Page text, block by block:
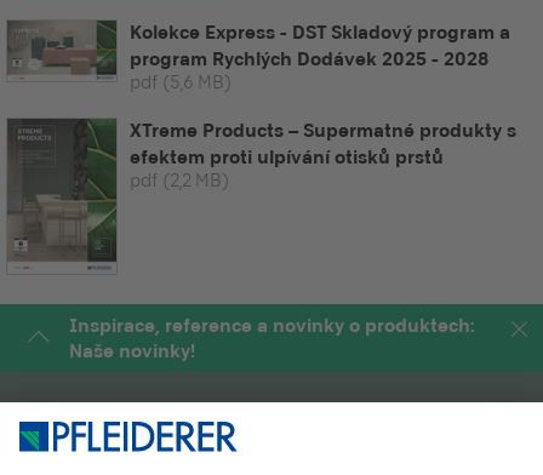
Kolekce Express - DST Skladový program a
program Rychlých Dodávek 2025 - 2028
pdf (5,6 MB)
XTreme Products – Supermatné produkty s
efektem proti ulpívání otisků prstů
pdf (2,2 MB)
Inspirace, reference a novinky o produktech:
Naše novinky!